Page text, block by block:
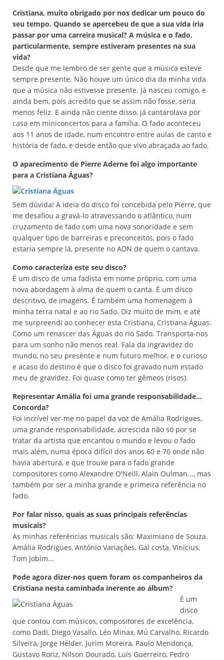
Cristiana, muito obrigado por nos dedicar um pouco do
seu tempo. Quando se apercebeu de que a sua vida iria
passar por uma carreira musical? A música e o fado,
particularmente, sempre estiveram presentes na sua
vida?
Desde que me lembro de ser gente que a música esteve
sempre presente. Não houve um único dia da minha vida
que a música não estivesse presente. Já nasceu comigo, e
ainda bem, pois acredito que se assim não fosse, seria
menos feliz. E ainda não ciente disso, já cantarolava por
casa em miniconcertos para a família. O fado aconteceu
aos 11 anos de idade, num encontro entre aulas de canto e
história de fado, e desde então que vivo abraçada ao fado.
O aparecimento de Pierre Aderne foi algo importante
para a Cristiana Águas?
Sem dúvida! A ideia do disco foi concebida pelo Pierre, que
me desafiou a gravá-lo atravessando o atlântico, num
cruzamento de fado com uma nova sonoridade e sem
qualquer tipo de barreiras e preconceitos, pois o fado
estaria sempre lá, presente no ADN de quem o cantava.
Como caracteriza este seu disco?
É um disco de uma fadista em nome próprio, com uma
nova abordagem à alma de quem o canta. É um disco
descritivo, de imagens. É também uma homenagem à
minha terra natal e ao rio Sado. Diz muito de mim, e até
me surpreendi ao conhecer esta Cristiana, Cristiana Águas.
Como um renascer das Águas do rio Sado. Transporta-nos
para um sonho não menos real. Fala da ingravidez do
mundo, no seu presente e num futuro melhor, e o curioso
e acaso do destino é que o disco foi gravado num estado
meu de gravidez. Foi quase como ter gêmeos (risos).
Representar Amália foi uma grande responsabilidade...
Concorda?
Foi incrível ver-me no papel da voz de Amália Rodrigues,
uma grande responsabilidade, acrescida não só por se
tratar da artista que encantou o mundo e levou o fado
mais além, numa época difícil dos anos 60 e 70 onde não
havia abertura, e que trouxe para o fado grande
compositores como Alexandre O'Neill, Alain Oulman..., mas
também por ser a minha grande e primeira referência no
fado.
Por falar nisso, quais as suas principais referências
musicais?
As minhas referências musicais são: Maximiano de Souza,
Amália Rodrigues, António Variações, Gal costa, Vinicius,
Tom Jobim...
Pode agora dizer-nos quem foram os companheiros da
Cristiana nesta caminhada inerente ao álbum?
É um
disco
que contou com músicos, compositores de excelência,
como Dadi, Diego Vasallo, Léo Minax, Mú Carvalho, Ricardo
Silveira, Jorge Hélder, Jurim Moreira, Paulo Mendonça,
Gustavo Roriz, Nilson Dourado, Luís Guerreiro, Pedro